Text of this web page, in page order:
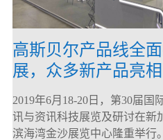
高斯贝尔产品线全
展，众多新产品亮相
CommunicAsia 2019
2019年6月18-20日，第30届国
讯与资讯科技展览及研讨在新
滨海湾金沙展览中心隆重举行